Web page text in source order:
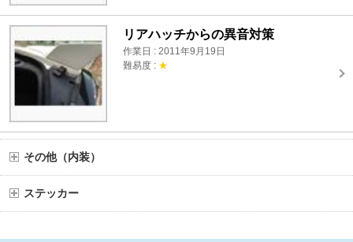
リアハッチからの異音対策
作業日 : 2011年9月19日
難易度 : ★
その他（内装）
ステッカー